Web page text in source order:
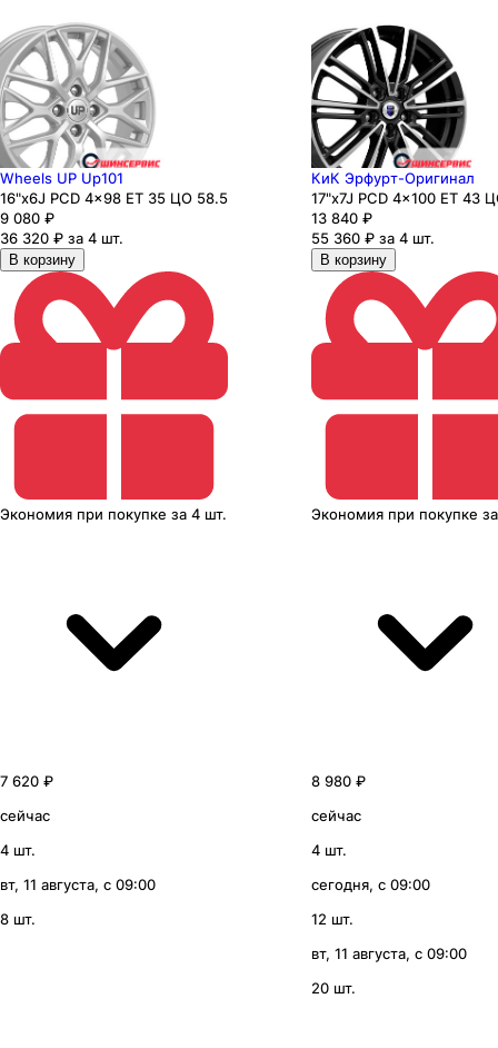
Wheels UP Up101
16"x6J PCD 4x98 ЕТ 35 ЦО 58.5
9 080 ₽
36 320 ₽ за 4 шт.
В корзину
Экономия при покупке за 4 шт.
7 620 ₽
сейчас
4 шт.
вт, 11 августа, с 09:00
8 шт.
КиК Эрфурт-Оригинал
17"x7J PCD 4x100 ЕТ 43
13 840 ₽
55 360 ₽ за 4 шт.
В корзину
Экономия при покупке
8 980 ₽
сейчас
4 шт.
сегодня, с 09:00
12 шт.
вт, 11 августа, с 09:00
20 шт.